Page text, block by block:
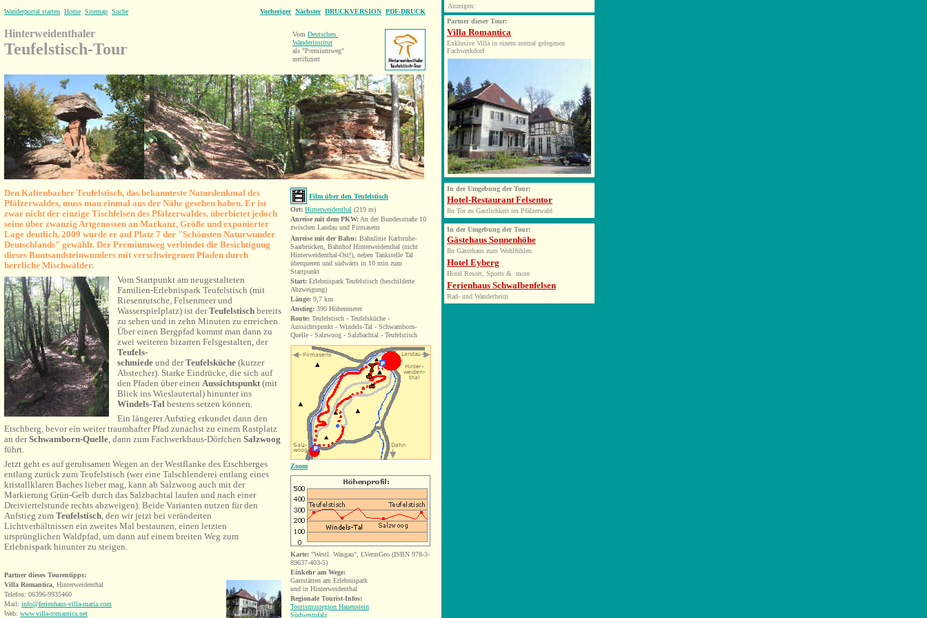
Wanderportal starten Home Sitemap Suche Vorheriger Nächster DRUCKVERSION PDF-DRUCK
Hinterweidenthaler
Teufelstisch-Tour
Vom Deutschen
Wanderinstitut
als "Premiumweg"
zertifiziert
Den Kaltenbacher Teufelstisch, das bekannteste Naturdenkmal des
Pfälzerwaldes, muss man einmal aus der Nähe gesehen haben. Er ist
zwar nicht der einzige Tischfelsen des Pfälzerwaldes, überbietet jedoch
seine über zwanzig Artgenossen an Markanz, Größe und exponierter
Lage deutlich. 2009 wurde er auf Platz 7 der "Schönsten Naturwunder
Deutschlands" gewählt. Der Premiumweg verbindet die Besichtigung
dieses Buntsandsteinwunders mit verschwiegenen Pfaden durch
herrliche Mischwälder.
Vom Startpunkt am neugestalteten
Familien-Erlebnispark Teufelstisch (mit
Riesenrutsche, Felsenmeer und
Wasserspielplatz) ist derTeufelstisch bereits
zu sehen und in zehn Minuten zu erreichen.
Über einen Bergpfad kommt man dann zu
zwei weiteren bizarren Felsgestalten, der
Teufels-
schmiede und derTeufelsküche (kurzer
Abstecher). Starke Eindrücke, die sich auf
den Pfaden über einen Aussichtspunkt(mit
Blick ins Wieslautertal) hinunter ins
Windels-Tal bestens setzen können.
Ein längerer Aufstieg erkundet dann den
Etschberg, bevor ein weiter traumhafter Pfad zunächst zu einem Rastplatz
an derSchwamborn-Quelle, dann zum Fachwerkhaus-Dörfchen Salzwoog
führt.
Jetzt geht es auf geruhsamen Wegen an der Westflanke des Etschberges
entlang zurück zum Teufelstisch (wer eine Talschlenderei entlang eines
kristallklaren Baches lieber mag, kann ab Salzwoog auch mit der
Markierung Grün-Gelb durch das Salzbachtal laufen und nach einer
Dreiviertelstunde rechts abzweigen). Beide Varianten nutzen für den
Aufstieg zum Teufelstisch, den wir jetzt bei veränderten
Lichtverhältnissen ein zweites Mal bestaunen, einen letzten
ursprünglichen Waldpfad, um dann auf einem breiten Weg zum
Erlebnispark hinunter zu steigen.
Partner dieses Tourentipps:
Villa Romantica , Hinterweidenthal
Telefon: 06396-9935460
Mail: info@ferienhaus-villa-maria.com
Web: www.villa-romantica.net
Film über den Teufelstisch
Ort: Hinterweidenthal (219 m)
Anreise mit dem PKW: An der Bundesstraße 10
zwischen Landau und Pirmasens
Anreise mit der Bahn: Bahnlinie Karlsruhe-
Saarbrücken, Bahnhof Hinterweidenthal (nicht
Hinterweidenthal-Ost!), neben Tankstelle Tal
überqueren und südwärts in 10 min zum
Startpunkt
Start: Erlebnispark Teufelstisch (beschilderte
Abzweigung)
Länge: 9,7 km
Anstieg: 390 Höhenmeter
Route: Teufelstisch - Teufelsküche -
Aussichtspunkt - Windels-Tal - Schwamborn-
Quelle - Salzwoog - Salzbachtal - Teufelstisch
Zoom
Karte: "Westl. Wasgau", LVermGeo (ISBN 978-3-
89637-403-5)
Einkehr am Wege:
Gaststätten am Erlebnispark
und in Hinterweidenthal
Regionale Tourist-Infos:
Tourismusregion Hauenstein
Südwestpfalz
Anzeigen:
Partner dieser Tour:
Villa Romantica
Exklusive Villa in einem zentral gelegenen
Fachwerkdorf
In der Umgebung der Tour:
Hotel-Restaurant Felsentor
Ihr Tor zu Gastlichkeit im Pfälzerwald
In der Umgebung der Tour:
Gästehaus Sonnenhöhe
Ihr Gästehaus zum Wohlfühlen
Hotel Eyberg
Hotel Resort, Sports & more
Ferienhaus Schwalbenfelsen
Rad- und Wanderheim